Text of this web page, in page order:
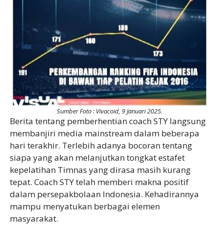
Sumber Foto : Vivacoid, 9 Januari 2025.
Berita tentang pemberhentian coach STY langsung
membanjiri media mainstream dalam beberapa
hari terakhir. Terlebih adanya bocoran tentang
siapa yang akan melanjutkan tongkat estafet
kepelatihan Timnas yang dirasa masih kurang
tepat. Coach STY telah memberi makna positif
dalam persepakbolaan Indonesia. Kehadirannya
mampu menyatukan berbagai elemen
masyarakat.